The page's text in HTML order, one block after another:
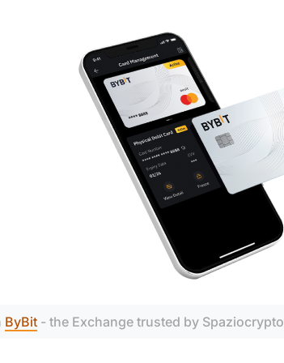
ByBit - the Exchange trusted by Spaziocrypto